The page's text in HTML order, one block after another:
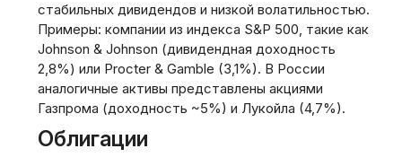
стабильных дивидендов и низкой волатильностью.
Примеры: компании из индекса S&P 500, такие как
Johnson & Johnson (дивидендная доходность
2,8%) или Procter & Gamble (3,1%). В России
аналогичные активы представлены акциями
Газпрома (доходность ~5%) и Лукойла (4,7%).
Облигации